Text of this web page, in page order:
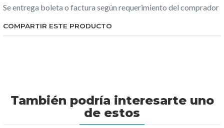
Se entrega boleta o factura según requerimiento del comprador
COMPARTIR ESTE PRODUCTO
También podría interesarte uno
de estos